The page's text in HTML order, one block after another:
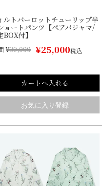
ルトパーロットチューリップ半
ョートパンツ【ペアパジャマ/
BOX付】
¥30,000 ¥25,000税込
カートへ入れる